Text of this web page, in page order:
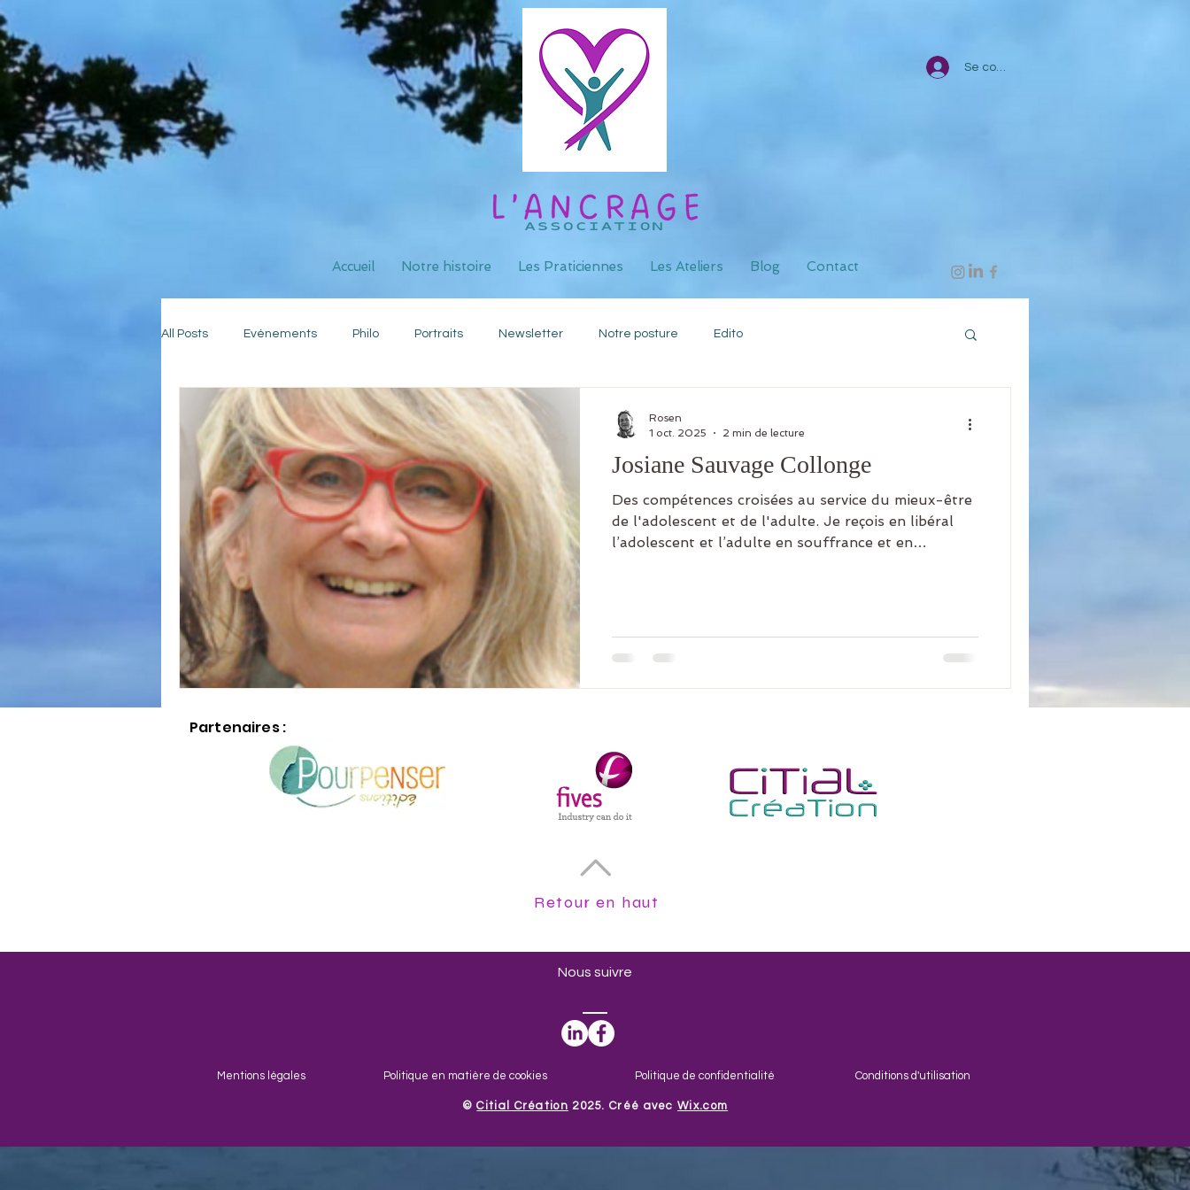
Se connecter
Accueil Notre histoire Les Praticiennes Les Ateliers Blog Contact
All Posts Evénements Philo Portraits Newsletter Notre posture Edito
Josiane Sauvage Collonge
Des compétences croisées au service du mieux-être
de l'adolescent et de l'adulte. Je reçois en libéral
l’adolescent et l’adulte en souffrance et en
Rosen
1 oct. 2025
2 min de lecture
Partenaires :
Retour en haut
Nous suivre
Mentions légales Politique en matière de cookies Politique de confidentialité Conditions d'utilisation
​©Citial Création 2025. Créé avecWix.com